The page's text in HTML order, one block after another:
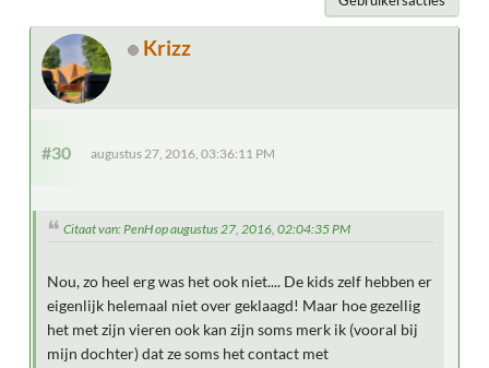
Krizz
#30 augustus 27, 2016, 03:36:11 PM
Citaat van: PenH op augustus 27, 2016, 02:04:35 PM
Nou, zo heel erg was het ook niet.... De kids zelf hebben er
eigenlijk helemaal niet over geklaagd! Maar hoe gezellig
het met zijn vieren ook kan zijn soms merk ik (vooral bij
mijn dochter) dat ze soms het contact met